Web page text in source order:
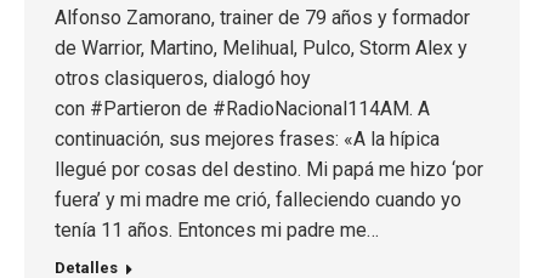
Alfonso Zamorano, trainer de 79 años y formador
de Warrior, Martino, Melihual, Pulco, Storm Alex y
otros clasiqueros, dialogó hoy
con #Partieron de #RadioNacional114AM. A
continuación, sus mejores frases: «A la hípica
llegué por cosas del destino. Mi papá me hizo ‘por
fuera’ y mi madre me crió, falleciendo cuando yo
tenía 11 años. Entonces mi padre me…
Detalles